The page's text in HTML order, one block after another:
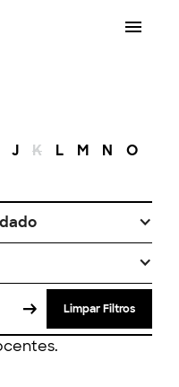
J K L M N O
Limpar Filtros